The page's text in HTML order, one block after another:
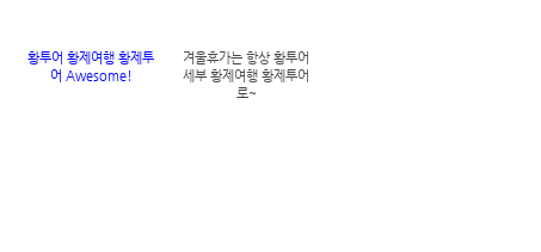
황투어 황제여행 황제투
어 Awesome!
겨울휴가는 항상 황투어
세부 황제여행 황제투어
로~